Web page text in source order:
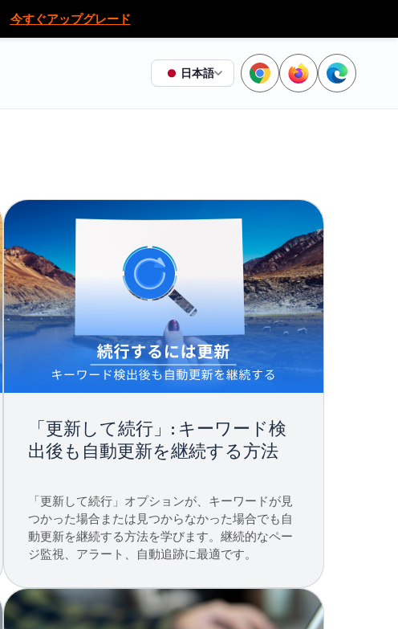
今すぐアップグレード
日本語
「更新して続行」: キーワード検
出後も自動更新を継続する方法
「更新して続行」オプションが、キーワードが見
つかった場合または見つからなかった場合でも自
動更新を継続する方法を学びます。継続的なペー
ジ監視、アラート、自動追跡に最適です。